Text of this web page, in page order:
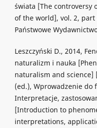
świata [The controversy
of the world], vol. 2, part
Państwowe
Leszczyński D., 2014,
naturalizm i nauka
naturalism and science]
(ed.), Wprowadzenie do
Interpretacje,
[Introduction to
interpretations,